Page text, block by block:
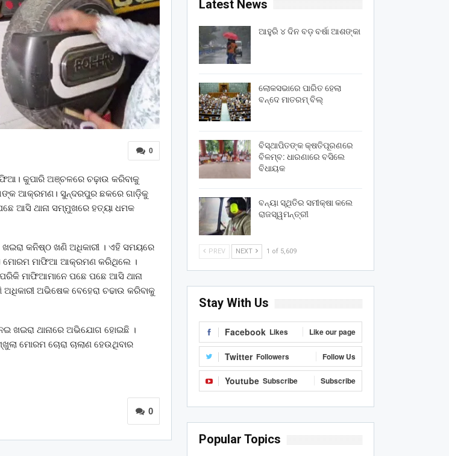
0
କୁପାରି ଅଞ୍ଚଳରେ ଚଢ଼ାଉ କରିବାକୁ
ଆକ୍ରମଣ। ସୁନ୍ଦରପୁର ଛକରେ ଗାଡ଼ିକୁ
ଆସି ଥାନା ସମ୍ମୁଖରେ ହତ୍ୟା ଧମକ
କନିଷ୍ଠ ଖଣି ଅଧିକାରୀ । ଏହି ସମୟରେ
ମୋରମ ମାଫିଆ ଆକ୍ରମଣ କରିଥିଲେ ।
ମାଫିଆମାନେ ପଛେ ପଛେ ଆସି ଥାନା
ଅଭିଷେକ ବେହେରା ଚଢାଉ କରିବାକୁ
ଥାନାରେ ଅଭିଯୋଗ ହୋଇଛି ।
ଚୋରା ଚାଲାଣ ହେଉଥିବାର
0
Latest News
ଆହୁରି ୪ ଦିନ ବଡ଼ ବର୍ଷା ଆଶଙ୍କା
ଲୋକସଭାରେ ପାରିତ ହେଲା
ବନ୍ଦେ ମାତରମ୍‌ ବିଲ୍‌
ବିସ୍ଥାପିତଙ୍କ କ୍ଷତିପୂରଣରେ
ବିଳମ୍ବ: ଧାରଣାରେ ବସିଲେ
ବିଧାୟକ
ବନ୍ୟା ସ୍ଥିତିର ସମୀକ୍ଷା କଲେ
ରାଜସ୍ୱମନ୍ତ୍ରୀ
PREV NEXT 1 of 5,609
Stay With Us
Facebook Likes Like our page
Twitter Followers Follow Us
Youtube Subscribe Subscribe
Popular Topics